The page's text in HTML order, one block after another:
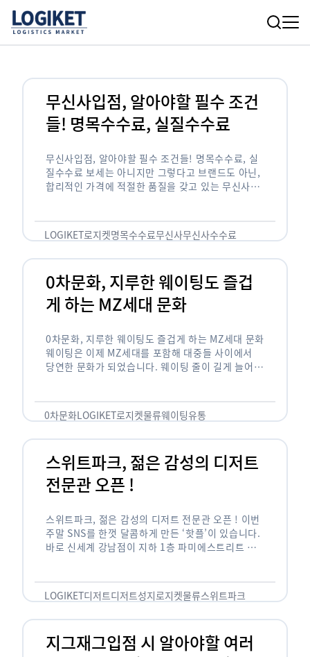
무신사입점, 알아야할 필수 조건
들! 명목수수료, 실질수수료
무신사입점, 알아야할 필수 조건들! 명목수수료, 실
질수수료 보세는 아니지만 그렇다고 브랜드도 아닌,
합리적인 가격에 적절한 품질을 갖고 있는 무신사!
LOGIKET로지켓명목수수료무신사무신사수수료
0차문화, 지루한 웨이팅도 즐겁
게 하는 MZ세대 문화
0차문화, 지루한 웨이팅도 즐겁게 하는 MZ세대 문화
웨이팅은 이제 MZ세대를 포함해 대중들 사이에서
당연한 문화가 되었습니다. 웨이팅 줄이 길게 늘어서
0차문화LOGIKET로지켓물류웨이팅유통
스위트파크, 젊은 감성의 디저트
전문관 오픈 !
스위트파크, 젊은 감성의 디저트 전문관 오픈 ! 이번
주말 SNS를 한껏 달콤하게 만든 ‘핫플’이 있습니다.
바로 신세계 강남점이 지하 1층 파미에스트리트 분
LOGIKET디저트디저트성지로지켓물류스위트파크
지그재그입점 시 알아야할 여러